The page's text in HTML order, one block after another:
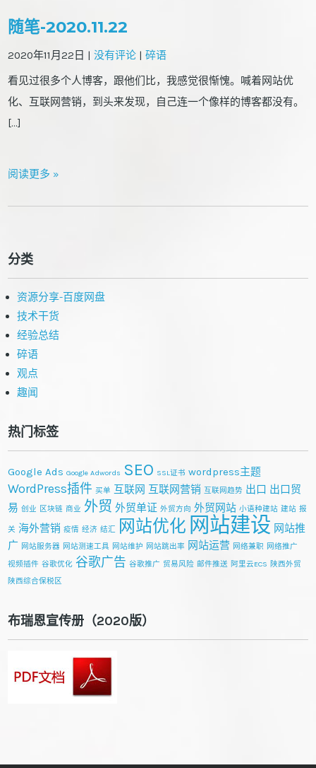
随笔-2020.11.22
2020年11月22日 |没有评论 |碎语
看见过很多个人博客，跟他们比，我感觉很惭愧。喊着网站优
化、互联网营销，到头来发现，自己连一个像样的博客都没有。
[…]
阅读更多 »
分类
资源分享-百度网盘
技术干货
经验总结
碎语
观点
趣闻
热门标签
Google Ads Google Adwords SEO SSL证书 wordpress主题
WordPress插件 买单 互联网 互联网营销 互联网趋势 出口 出口贸
易 创业 区块链 商业 外贸 外贸单证 外贸方向 外贸网站 小语种建站 建站 报
关 海外营销 疫情 经济 结汇 网站优化 网站建设 网站推
广 网站服务器 网站测速工具 网站维护 网站跳出率 网站运营 网络兼职 网络推广
视频插件 谷歌优化 谷歌广告 谷歌推广 贸易风险 邮件推送 阿里云ECS 陕西外贸
陕西综合保税区
布瑞恩宣传册（2020版）